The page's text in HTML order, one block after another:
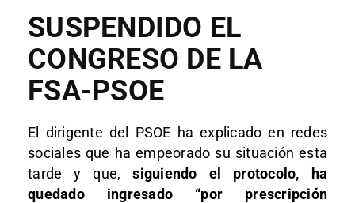
SUSPENDIDO EL
CONGRESO DE LA
FSA-PSOE
El dirigente del PSOE ha explicado en redes
sociales que ha empeorado su situación esta
tarde y que,siguiendo el protocolo, ha
quedado ingresado “por prescripción